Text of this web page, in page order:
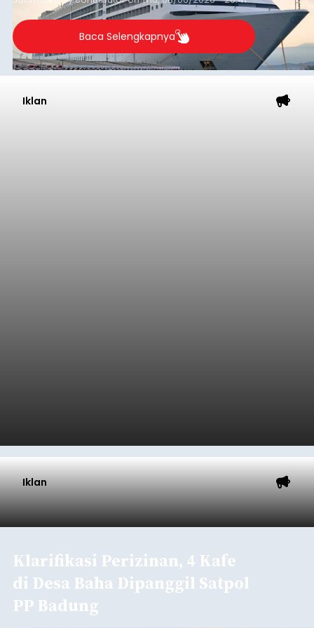
Baca Selengkapnya
Iklan
Iklan
Klarifikasi Perizinan, 4 Kafe
di Desa Baha Dipanggil Satpol
PP Badung